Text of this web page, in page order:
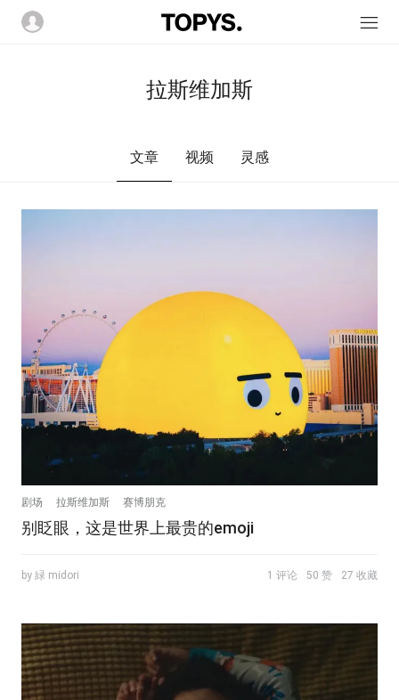
拉斯维加斯
文章 视频 灵感
剧场 拉斯维加斯 赛博朋克
别眨眼，这是世界上最贵的emoji
by 緑 midori 1 评论 50 赞 27 收藏